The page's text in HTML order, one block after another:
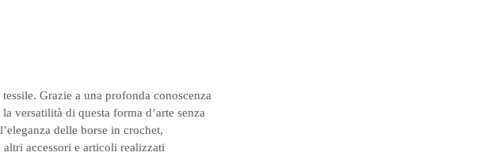
Grazie a una profonda conoscenza
versatilità di questa forma d’arte senza
delle borse in crochet,
accessori e articoli realizzati